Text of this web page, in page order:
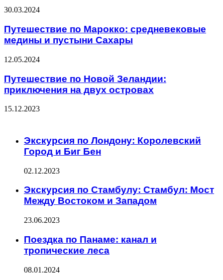
30.03.2024
Путешествие по Марокко: средневековые
медины и пустыни Сахары
12.05.2024
Путешествие по Новой Зеландии:
приключения на двух островах
15.12.2023
Экскурсия по Лондону: Королевский
Город и Биг Бен
02.12.2023
Экскурсия по Стамбулу: Стамбул: Мост
Между Востоком и Западом
23.06.2023
Поездка по Панаме: канал и
тропические леса
08.01.2024